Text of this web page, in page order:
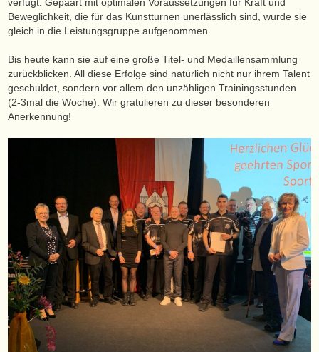
Beweglichkeit, die für das Kunstturnen unerlässlich sind, wurde sie
gleich in die Leistungsgruppe aufgenommen.
Bis heute kann sie auf eine große Titel- und Medaillensammlung
zurückblicken. All diese Erfolge sind natürlich nicht nur ihrem Talent
geschuldet, sondern vor allem den unzähligen Trainingsstunden
(2-3mal die Woche). Wir gratulieren zu dieser besonderen
Anerkennung!